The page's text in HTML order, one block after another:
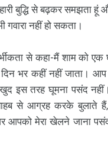
बुद्धि से बढ़कर समझता हूं
नहीं हो सकता।
से कहा-मैं शाम को
भर कहीं नहीं जाता।
इस तरह घूमना पसंद
से आग्रह करके बुलाते
आपको मेरा खेलने जाना